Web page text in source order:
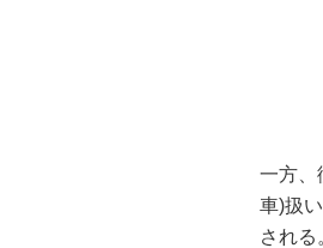
一方、
車)扱
される